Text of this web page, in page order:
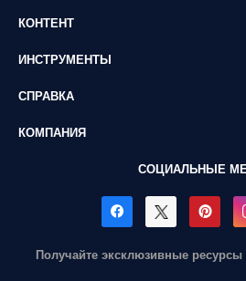
КОНТЕНТ
ИНСТРУМЕНТЫ
СПРАВКА
КОМПАНИЯ
СОЦИАЛЬНЫЕ
Получайте эксклюзивные